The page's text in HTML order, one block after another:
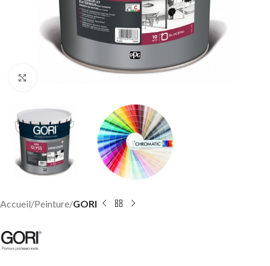
Accueil Peinture GORI